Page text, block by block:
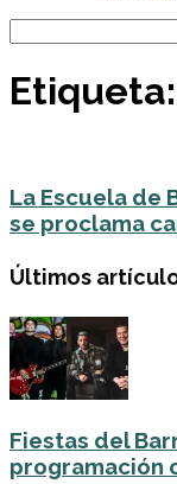
La Escuela de
se proclama
Últimos
Fiestas del
programación